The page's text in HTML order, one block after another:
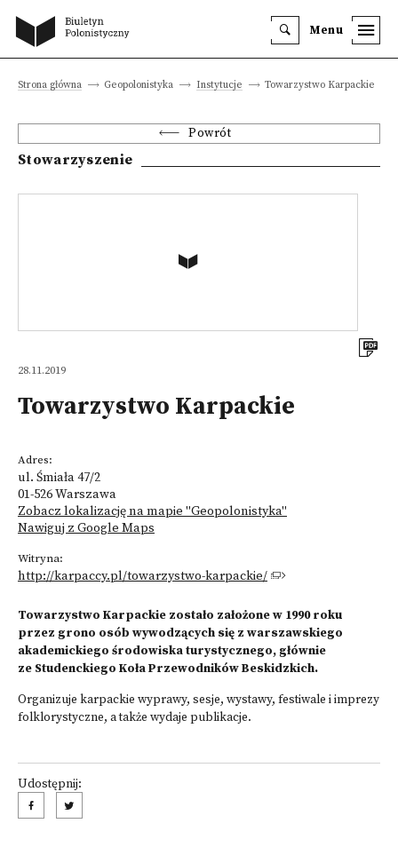
Menu
Strona główna Geopolonistyka Instytucje Towarzystwo Karpackie
Powrót
Stowarzyszenie
28.11.2019
Towarzystwo Karpackie
Adres:
ul. Śmiała 47/2
01-526 Warszawa
Zobacz lokalizację na mapie "Geopolonistyka"
Nawiguj z Google Maps
Witryna:
http://karpaccy.pl/towarzystwo-karpackie/
Towarzystwo Karpackie zostało założone w 1990 roku
przez grono osób wywodzących się z warszawskiego
akademickiego środowiska turystycznego, głównie
ze Studenckiego Koła Przewodników Beskidzkich.
Organizuje karpackie wyprawy, sesje, wystawy, festiwale i imprezy
folklorystyczne, a także wydaje publikacje.
Udostępnij: